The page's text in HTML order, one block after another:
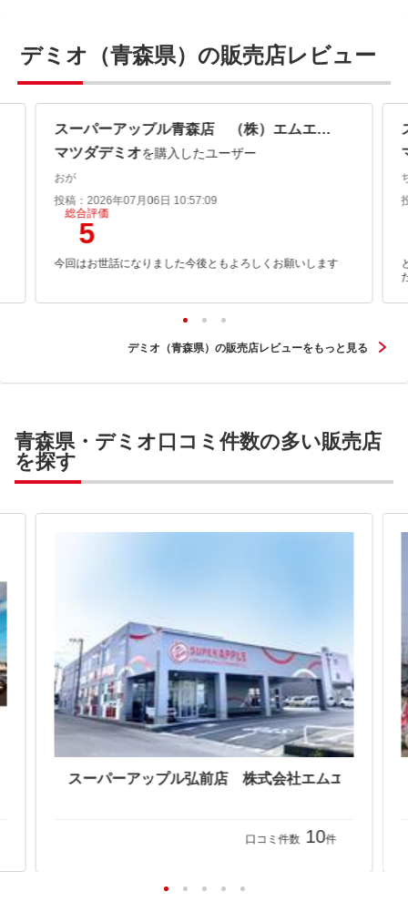
デミオ（青森県）の販売店レビュー
スーパーアップル青森店 （株）エムエフノースジャパン
マツダデミオを購入したユーザー
おが
投稿：2026年07月06日 10:57:09
総合評価
5
今回はお世話になりました今後ともよろしくお願いします
デミオ（青森県）の販売店レビューをもっと見る
青森県・デミオ口コミ件数の多い販売店
を探す
口コミ件数 10件